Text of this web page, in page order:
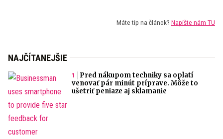
Máte tip na článok? Napíšte nám TU
NAJČÍTANEJŠIE
Pred nákupom techniky sa oplatí
venovať pár minút príprave. Môže to
ušetriť peniaze aj sklamanie